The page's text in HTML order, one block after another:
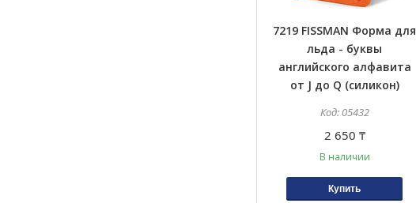
7219 FISSMAN Форма для
льда - буквы
английского алфавита
от J до Q (силикон)
05432
2 650 ₸
В наличии
Купить